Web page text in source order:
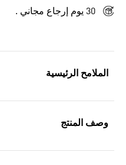
الملامح الرئيسية
وصف المنتج